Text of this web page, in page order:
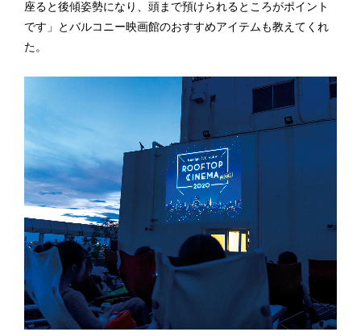
座ると後傾姿勢になり、頭まで預けられるところがポイント
です」とバルコニー映画館のおすすめアイテムも教えてくれ
た。